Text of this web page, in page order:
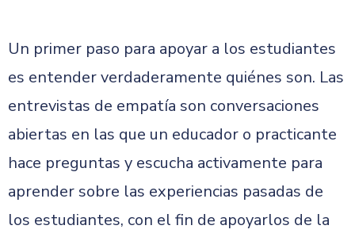
Un primer paso para apoyar a los estudiantes
es entender verdaderamente quiénes son. Las
entrevistas de empatía son conversaciones
abiertas en las que un educador o practicante
hace preguntas y escucha activamente para
aprender sobre las experiencias pasadas de
los estudiantes, con el fin de apoyarlos de la